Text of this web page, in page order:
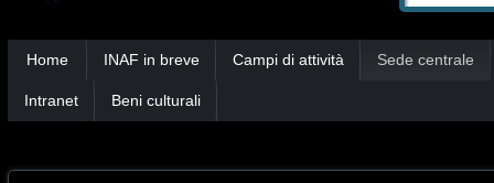
Home INAF in breve Campi di attività Sede centrale
Intranet Beni culturali